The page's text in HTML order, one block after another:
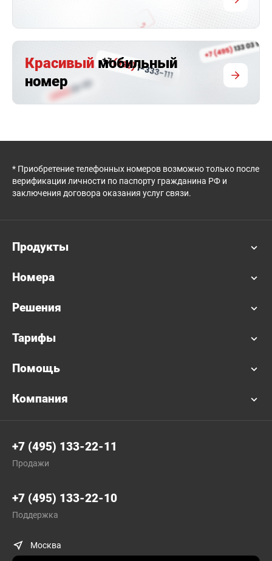
Красивый мобильный
номер
* Приобретение телефонных номеров возможно только после
верификации личности по паспорту гражданина РФ и
заключения договора оказания услуг связи.
Продукты
Номера
Решения
Тарифы
Помощь
Компания
+7 (495) 133-22-11
Продажи
+7 (495) 133-22-10
Поддержка
Москва